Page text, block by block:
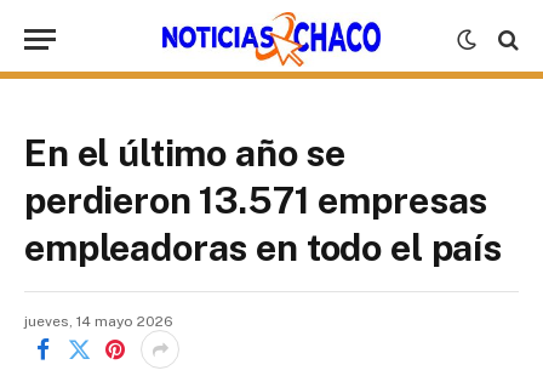
En el último año se
perdieron 13.571 empresas
empleadoras en todo el país
jueves, 14 mayo 2026